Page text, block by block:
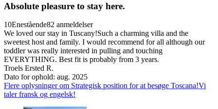
Absolute pleasure to stay here.
10Enestående82 anmeldelser
We loved our stay in Tuscany!Such a charming villa and the
sweetest host and family. I would recommend for all although our
toddler was really interested in pulling and touching
EVERYTHING. Best fit is probably from 3 years.
Troels Ersted R.
Dato for ophold: aug. 2025
Flere oplysninger om Strategisk position for at besøge Toscana!Vi
taler fransk og engelsk!